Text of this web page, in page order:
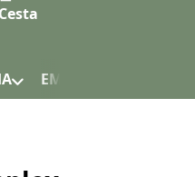
Cesta
EMBALAJE